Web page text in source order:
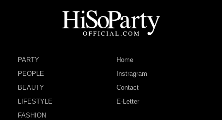
PARTY
PEOPLE
BEAUTY
LIFESTYLE
FASHION
Home
Instragram
Contact
E-Letter